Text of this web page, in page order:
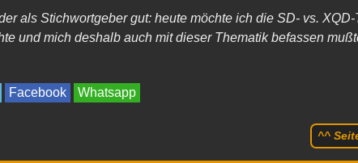
als Stichwortgeber gut: heute möchte ich die SD- vs.
und mich deshalb auch mit dieser Thematik befassen
Facebook Whatsapp
^^